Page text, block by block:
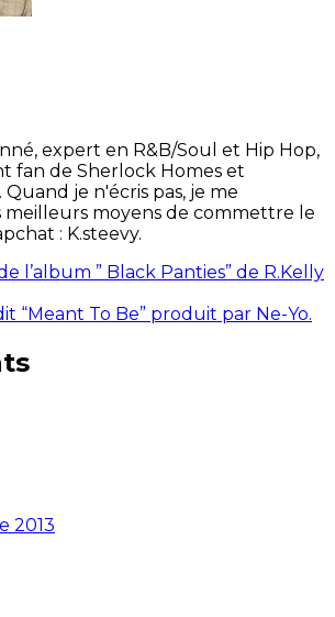
expert en R&B/Soul et Hip Hop,
fan de Sherlock Homes et
je n'écris pas, je me
meilleurs moyens de commettre le
: K.steevy.
l’album ” Black Panties” de R.Kelly
“Meant To Be” produit par Ne-Yo.
2013